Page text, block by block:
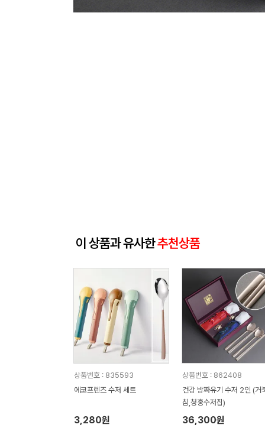
이 상품과 유사한추천상품
상품번호 : 835593
에코프렌즈 수저 세트
3,280원
상품번호 : 862408
건강 방짜유기 수저 2인 (거
침,청홍수저집)
36,300원